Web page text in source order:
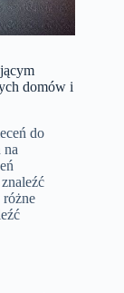
domów i
do
na